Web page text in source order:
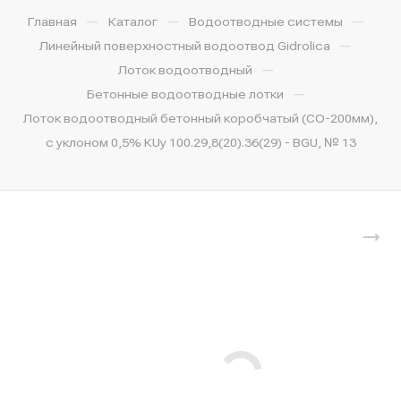
Главная — Каталог — Водоотводные системы —
Линейный поверхностный водоотвод Gidrolica —
Лоток водоотводный —
Бетонные водоотводные лотки —
Лоток водоотводный бетонный коробчатый (СО-200мм),
с уклоном 0,5% КUу 100.29,8(20).36(29) - BGU, № 13